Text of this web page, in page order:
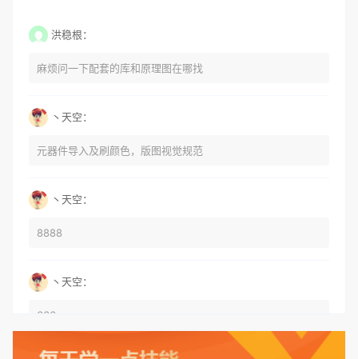
洪稳根：
麻烦问一下配套的库和原理图在哪找
丶天空：
元器件导入及刷颜色，版图视觉规范
丶天空：
8888
丶天空：
666